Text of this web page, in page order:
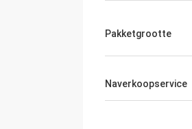
Pakketgrootte
Naverkoopservice